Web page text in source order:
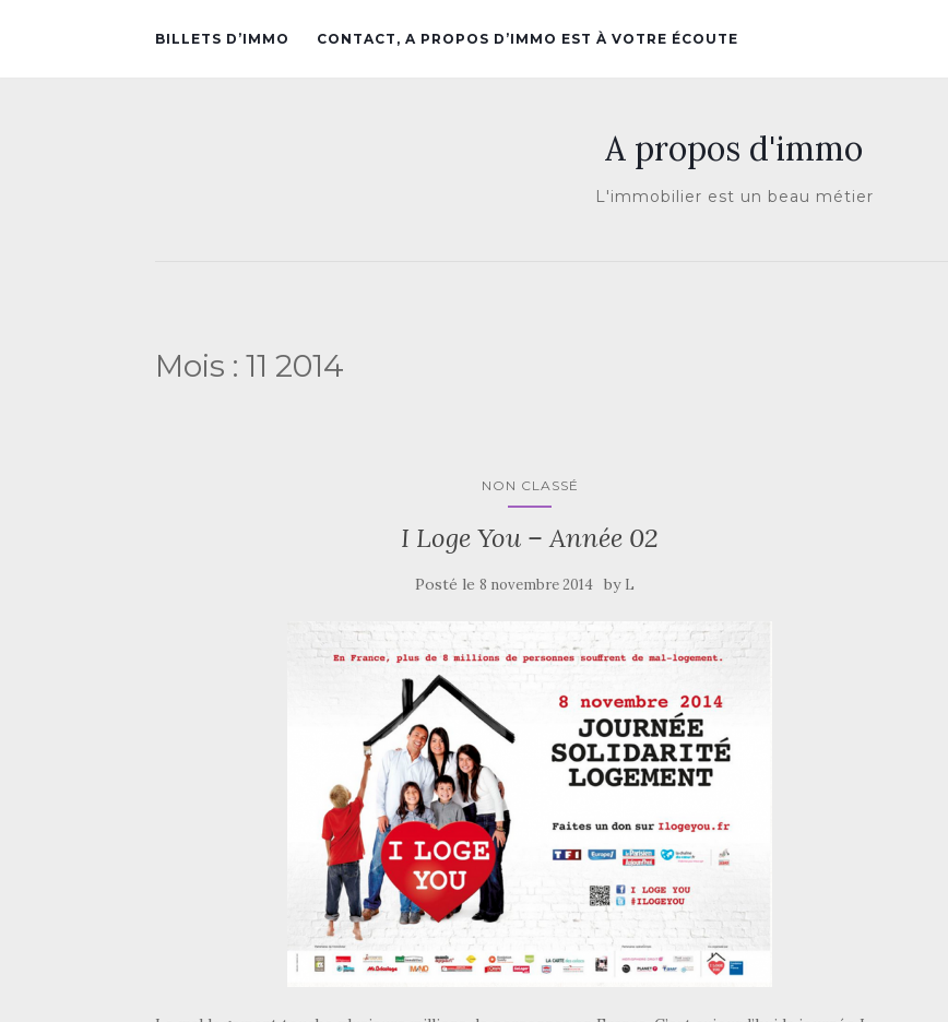
BILLETS D’IMMO CONTACT, A PROPOS D’IMMO EST À VOTRE ÉCOUTE
A propos d'immo
L'immobilier est un beau métier
Mois : 11 2014
NON CLASSÉ
I Loge You – Année 02
Posté le 8 novembre 2014 by L